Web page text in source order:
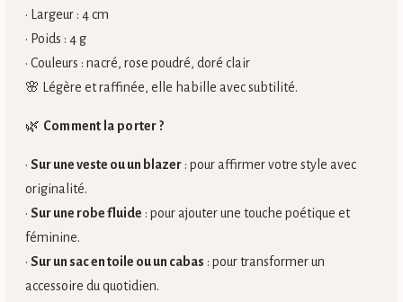
• Largeur : 4 cm
• Poids : 4 g
• Couleurs : nacré, rose poudré, doré clair
🌸 Légère et raffinée, elle habille avec subtilité.
🌿 Comment la porter ?
• Sur une veste ou un blazer : pour affirmer votre style avec
originalité.
• Sur une robe fluide : pour ajouter une touche poétique et
féminine.
• Sur un sac en toile ou un cabas : pour transformer un
accessoire du quotidien.